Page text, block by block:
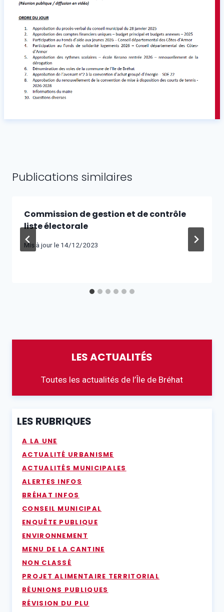
Publications similaires
Commission de gestion et de contrôle
liste électorale
Mis à jour le 14/12/2023
LES ACTUALITÉS
Toutes les actualités de l’Île de Bréhat
LES RUBRIQUES
A LA UNE
ACTUALITÉ URBANISME
ACTUALITÉS MUNICIPALES
ALERTES INFOS
BRÉHAT INFOS
CONSEIL MUNICIPAL
ENQUÊTE PUBLIQUE
ENVIRONNEMENT
MENU DE LA CANTINE
NON CLASSÉ
PROJET ALIMENTAIRE TERRITORIAL
RÉUNIONS PUBLIQUES
RÉVISION DU PLU